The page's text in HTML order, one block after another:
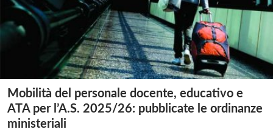
Mobilità del personale docente, educativo e
ATA per l’A.S. 2025/26: pubblicate le ordinanze
ministeriali